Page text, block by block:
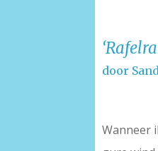
door
Wanneer